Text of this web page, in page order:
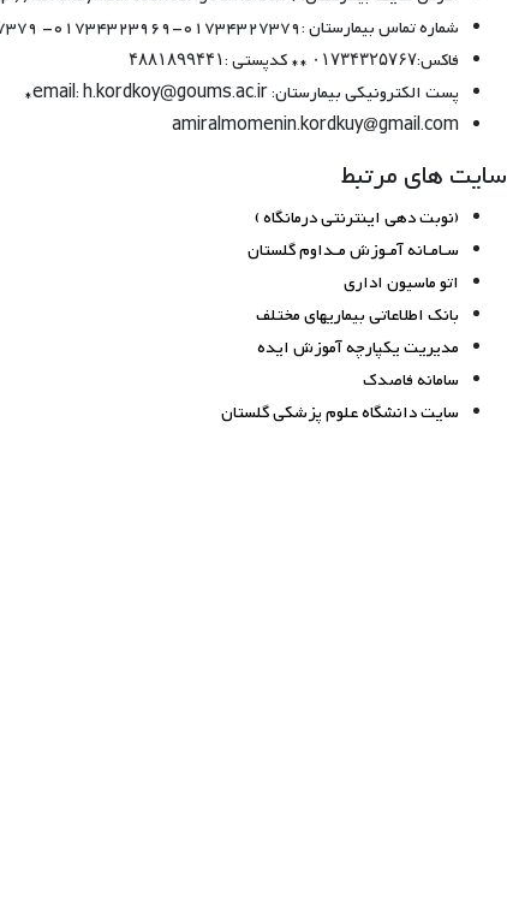
شماره تماس بیمارستان :01734327379-01734323969- 01734327379 − 01734325766
فاکس:۰۱۷۳۴۳۲۵۷۶۷ ** کدپستی :۴۸۸۱۸۹۹۴۴۱
پست الکترونیکی بیمارستان: email: h.kordkoy@goums.ac.ir*
amiralmomenin.kordkuy gmail.com
سایت های مرتبط
(نوبت دهی اینترنتی درمانگاه )
سـامـانه آمـوزش مـداوم گلستان
اتو ماسیون اداری
بانک اطلاعاتی بیماریهای مختلف
مدیریت یکپارچه آموزش ایده
سامانه فاصدک
سایت دانشگاه علوم پزشکی گلستان